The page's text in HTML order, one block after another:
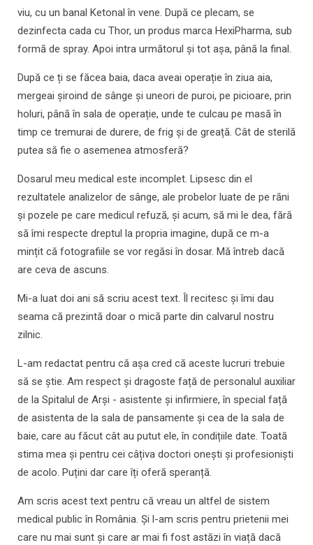
viu, cu un banal Ketonal în vene. După ce plecam, se
dezinfecta cada cu Thor, un produs marca HexiPharma, sub
formă de spray. Apoi intra următorul și tot așa, până la final.
După ce ți se făcea baia, daca aveai operație în ziua aia,
mergeai șiroind de sânge și uneori de puroi, pe picioare, prin
holuri, până în sala de operație, unde te culcau pe masă în
timp ce tremurai de durere, de frig și de greață. Cât de sterilă
putea să fie o asemenea atmosferă?
Dosarul meu medical este incomplet. Lipsesc din el
rezultatele analizelor de sânge, ale probelor luate de pe răni
și pozele pe care medicul refuză, și acum, să mi le dea, fără
să îmi respecte dreptul la propria imagine, după ce m-a
mințit că fotografiile se vor regăsi în dosar. Mă întreb dacă
are ceva de ascuns.
Mi-a luat doi ani să scriu acest text. Îl recitesc și îmi dau
seama că prezintă doar o mică parte din calvarul nostru
zilnic.
L-am redactat pentru că așa cred că aceste lucruri trebuie
să se știe. Am respect și dragoste față de personalul auxiliar
de la Spitalul de Arși - asistente și infirmiere, în special față
de asistenta de la sala de pansamente și cea de la sala de
baie, care au făcut cât au putut ele, în condițiile date. Toată
stima mea și pentru cei câțiva doctori onești și profesioniști
de acolo. Puțini dar care îți oferă speranță.
Am scris acest text pentru că vreau un altfel de sistem
medical public în România. Și l-am scris pentru prietenii mei
care nu mai sunt și care ar mai fi fost astăzi în viață dacă